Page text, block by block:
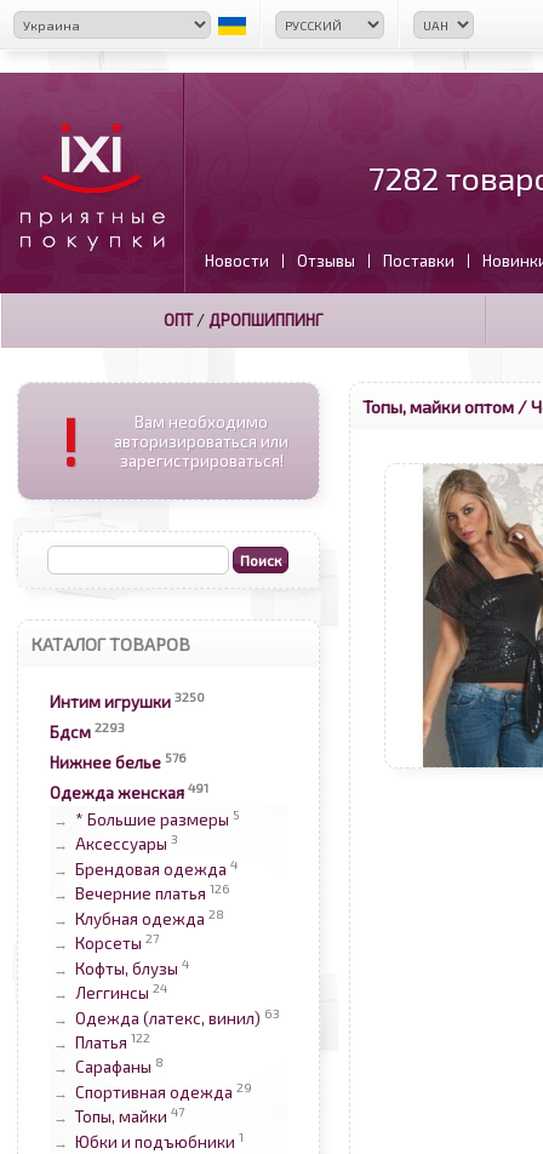
7282
Новости | Отзывы | Поставки |
ОПТ/ ДРОПШИППИНГ
!
Вам необходимо
авторизироваться или
зарегистрироваться!
КАТАЛОГ ТОВАРОВ
Интим игрушки 3250
Бдсм 2293
Нижнее белье 576
Одежда женская 491
→ * Большие размеры 5
→ Аксессуары 3
→ Брендовая одежда 4
→ Вечерние платья 126
→ Клубная одежда 28
→ Корсеты 27
→ Кофты, блузы 4
→ Леггинсы 24
→ Одежда (латекс, винил) 63
→ Платья 122
→ Сарафаны 8
→ Спортивная одежда 29
→ Топы, майки 47
→ Юбки и подъюбники 1
Топы, майки оптом/